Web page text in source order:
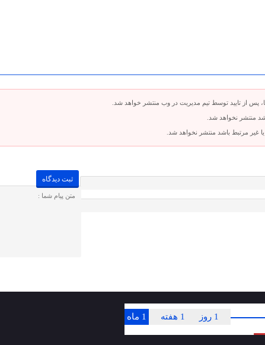
پس از تایید توسط تیم مدیریت در وب منتشر خواهد شد.
منتشر نخواهد شد.
غیر مرتبط باشد منتشر نخواهد شد.
1 ماه 1 هفته 1 روز